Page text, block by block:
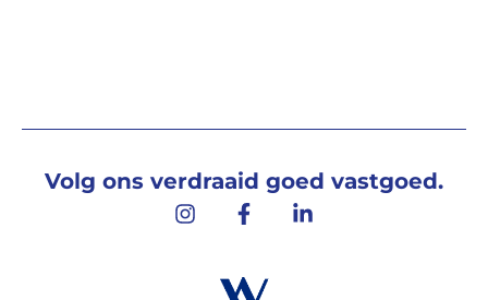
Volg ons verdraaid goed vastgoed.